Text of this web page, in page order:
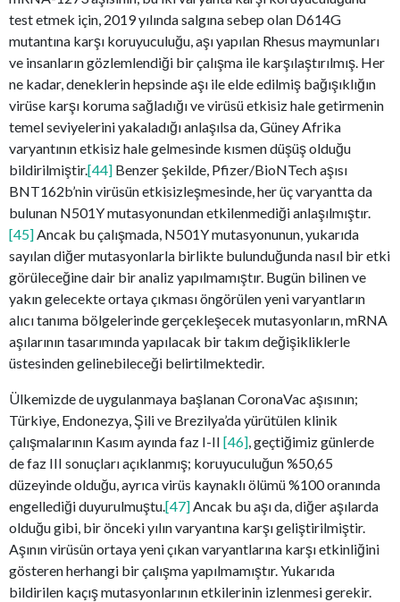
test etmek için, 2019 yılında salgına sebep olan D614G
mutantına karşı koruyuculuğu, aşı yapılan Rhesus maymunları
ve insanların gözlemlendiği bir çalışma ile karşılaştırılmış. Her
ne kadar, deneklerin hepsinde aşı ile elde edilmiş bağışıklığın
virüse karşı koruma sağladığı ve virüsü etkisiz hale getirmenin
temel seviyelerini yakaladığı anlaşılsa da, Güney Afrika
varyantının etkisiz hale gelmesinde kısmen düşüş olduğu
bildirilmiştir.[44] Benzer şekilde, Pfizer/BioNTech aşısı
BNT162b’nin virüsün etkisizleşmesinde, her üç varyantta da
bulunan N501Y mutasyonundan etkilenmediği anlaşılmıştır.
[45]Ancak bu çalışmada, N501Y mutasyonunun, yukarıda
sayılan diğer mutasyonlarla birlikte bulunduğunda nasıl bir etki
görüleceğine dair bir analiz yapılmamıştır. Bugün bilinen ve
yakın gelecekte ortaya çıkması öngörülen yeni varyantların
alıcı tanıma bölgelerinde gerçekleşecek mutasyonların, mRNA
aşılarının tasarımında yapılacak bir takım değişikliklerle
üstesinden gelinebileceği belirtilmektedir.
Ülkemizde de uygulanmaya başlanan CoronaVac aşısının;
Türkiye, Endonezya, Şili ve Brezilya’da yürütülen klinik
çalışmalarının Kasım ayında faz I-II [46], geçtiğimiz günlerde
de faz III sonuçları açıklanmış; koruyuculuğun %50,65
düzeyinde olduğu, ayrıca virüs kaynaklı ölümü %100 oranında
engellediği duyurulmuştu.[47]Ancak bu aşı da, diğer aşılarda
olduğu gibi, bir önceki yılın varyantına karşı geliştirilmiştir.
Aşının virüsün ortaya yeni çıkan varyantlarına karşı etkinliğini
gösteren herhangi bir çalışma yapılmamıştır. Yukarıda
bildirilen kaçış mutasyonlarının etkilerinin izlenmesi gerekir.